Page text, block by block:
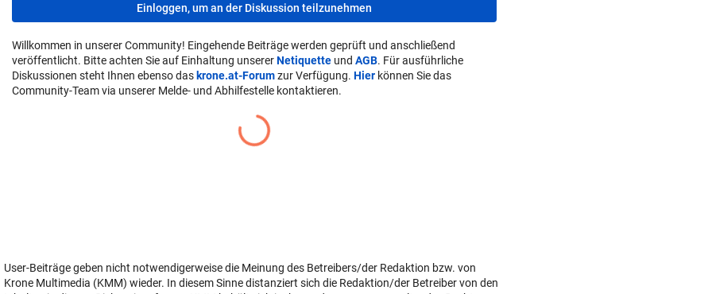
Einloggen, um an der Diskussion teilzunehmen
Willkommen in unserer Community! Eingehende Beiträge werden geprüft und anschließend
veröffentlicht. Bitte achten Sie auf Einhaltung unsererNetiquette und AGB. Für ausführliche
Diskussionen steht Ihnen ebenso das krone.at-Forumzur Verfügung. Hier können Sie das
Community-Team via unserer Melde- und Abhilfestelle kontaktieren.
User-Beiträge geben nicht notwendigerweise die Meinung des Betreibers/der Redaktion bzw. von
Krone Multimedia (KMM) wieder. In diesem Sinne distanziert sich die Redaktion/der Betreiber von den